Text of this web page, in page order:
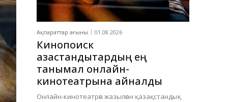
Ақпараттар ағыны 01.08.2026
Кинопоиск
қазақстандықтардың ең
танымал онлайн-
кинотеатрына айналды
Онлайн-кинотеатрға жазылған қазақстандық